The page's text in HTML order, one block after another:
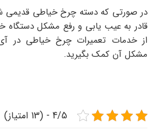
در صورتی که دسته چرخ خیاطی
قادر به عیب یابی و رفع مشکل دستگاه
از خدمات تعمیرات چرخ خیاطی در
مشکل آن کمک بگیرید.
4/5 - (13 امتیاز)